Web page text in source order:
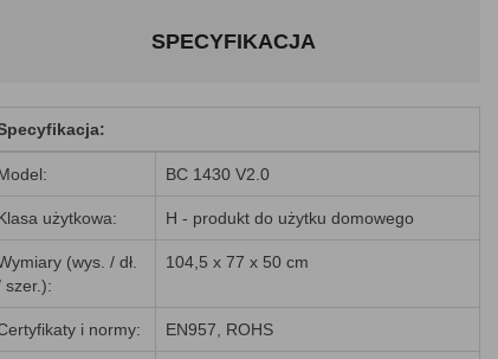
SPECYFIKACJA
BC 1430 V2.0
użytkowa: H - produkt do użytku domowego
(wys. / dł.
szer.):
104,5 x 77 x 50 cm
i normy: EN957, ROHS